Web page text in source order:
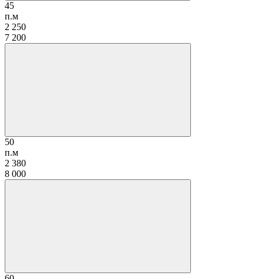
45
п.м
2 250
7 200
50
п.м
2 380
8 000